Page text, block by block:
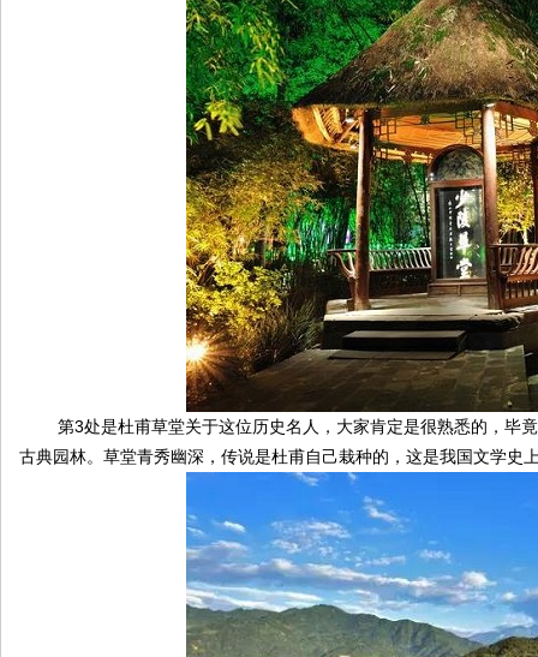
第3处是杜甫草堂关于这位历史名人，大家肯定是很熟悉的，毕
古典园林。草堂青秀幽深，传说是杜甫自己栽种的，这是我国文学史